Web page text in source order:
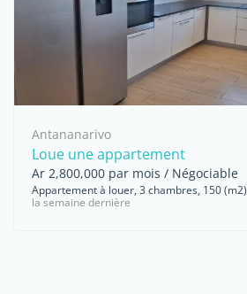
Antananarivo
Loue une appartement
Ar 2,800,000 par mois / Négociable
Appartement à louer, 3 chambres, 150 (m2)
la semaine dernière